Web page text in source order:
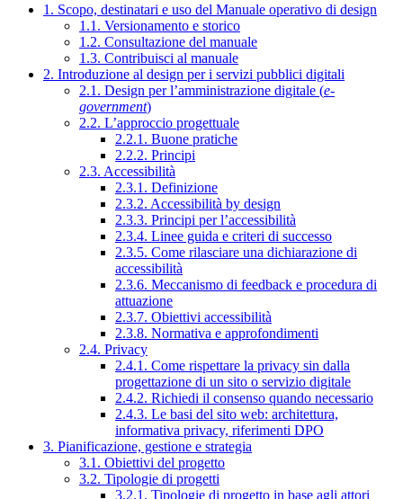
1. Scopo, destinatari e uso del Manuale operativo di design
1.1. Versionamento e storico
1.2. Consultazione del manuale
1.3. Contribuisci al manuale
2. Introduzione al design per i servizi pubblici digitali
2.1. Design per l’amministrazione digitale (e-
government)
2.2. L’approccio progettuale
2.2.1. Buone pratiche
2.2.2. Principi
2.3. Accessibilità
2.3.1. Definizione
2.3.2. Accessibilità by design
2.3.3. Principi per l’accessibilità
2.3.4. Linee guida e criteri di successo
2.3.5. Come rilasciare una dichiarazione di
accessibilità
2.3.6. Meccanismo di feedback e procedura di
attuazione
2.3.7. Obiettivi accessibilità
2.3.8. Normativa e approfondimenti
2.4. Privacy
2.4.1. Come rispettare la privacy sin dalla
progettazione di un sito o servizio digitale
2.4.2. Richiedi il consenso quando necessario
2.4.3. Le basi del sito web: architettura,
informativa privacy, riferimenti DPO
3. Pianificazione, gestione e strategia
3.1. Obiettivi del progetto
3.2. Tipologie di progetti
3.2.1. Tipologie di progetto in base agli attori